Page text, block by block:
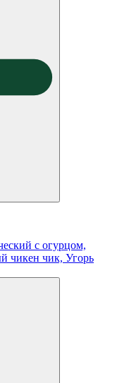
с огурцом,
чикен чик, Угорь